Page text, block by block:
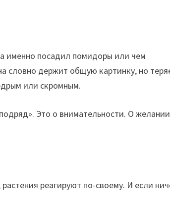
именно посадил помидоры или чем
словно держит общую картинку, но
или скромным.
Это о внимательности. О желании
реагируют по-своему. И если